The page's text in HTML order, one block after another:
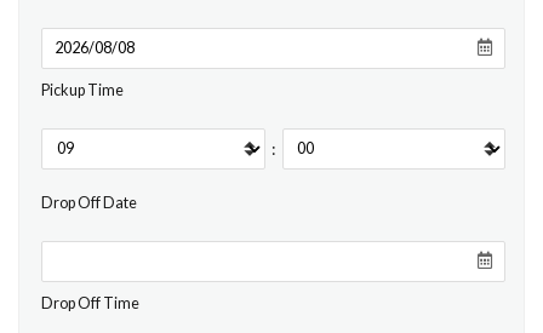
Pickup Time
:
Drop Off Date
Drop Off Time